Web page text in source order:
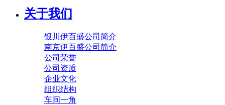
关于我们
银川伊百盛公司简介
南京伊百盛公司简介
公司荣誉
公司资质
企业文化
组织结构
车间一角